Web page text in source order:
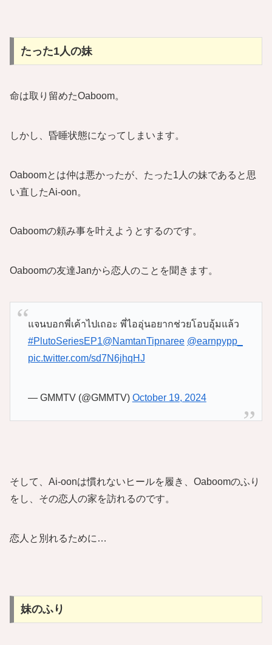
たった1人の妹
命は取り留めたOaboom。
しかし、昏睡状態になってしまいます。
Oaboomとは仲は悪かったが、たった1人の妹であると思
い直したAi-oon。
Oaboomの頼み事を叶えようとするのです。
Oaboomの友達Janから恋人のことを聞きます。
แจนบอกพี่เค้าไปเถอะ พี่ไออุ่นอยากช่วยโอบอุ้มแล้ว
#PlutoSeriesEP1@NamtanTipnaree @earnpypp_
pic.twitter.com/sd7N6jhqHJ
— GMMTV (@GMMTV) October 19, 2024
そして、Ai-oonは慣れないヒールを履き、Oaboomのふり
をし、その恋人の家を訪れるのです。
恋人と別れるために…
妹のふり